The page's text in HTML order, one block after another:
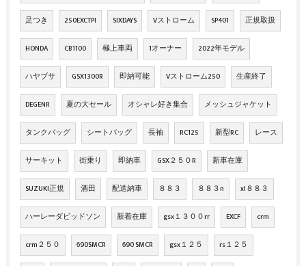
足つき 250EXCTPI SIXDAYS Vストローム SP401 正規取扱
HONDA CB1100 極上車両 1オーナー 2022年モデル
ハヤブサ GSX1300R 即納可能 Vストローム250 生産終了
DEGENR 夏の大セール オシャレ好き集合 メッシュジャケット
タンクバッグ シートバッグ 長袖 RC125 新型RC レース
サーキット 街乗り 即納車 GSX２５０R 新車在庫
SUZUKI正規 酒田 配送納車 ８８３ ８８３n xl８８３
ハーレーダビッドソン 新着在庫 gsx１３００rr EXCF crm
crm２５０ 690SMCR 690 SMCR gsx１２５ rs１２５